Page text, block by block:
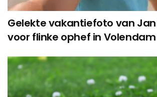
Gelekte vakantiefoto van
voor flinke ophef in Volendam